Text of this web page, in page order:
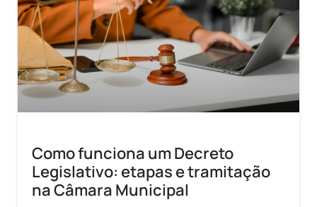
Como funciona um Decreto
Legislativo: etapas e tramitação
na Câmara Municipal